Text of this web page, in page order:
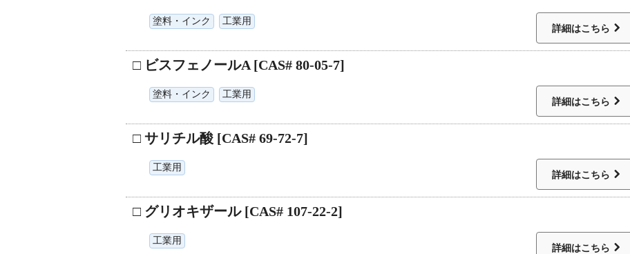
塗料・インク 工業用
詳細はこちら
□ ビスフェノールA [CAS# 80-05-7]
塗料・インク 工業用
詳細はこちら
□ サリチル酸 [CAS# 69-72-7]
工業用
詳細はこちら
□ グリオキザール [CAS# 107-22-2]
工業用
詳細はこちら